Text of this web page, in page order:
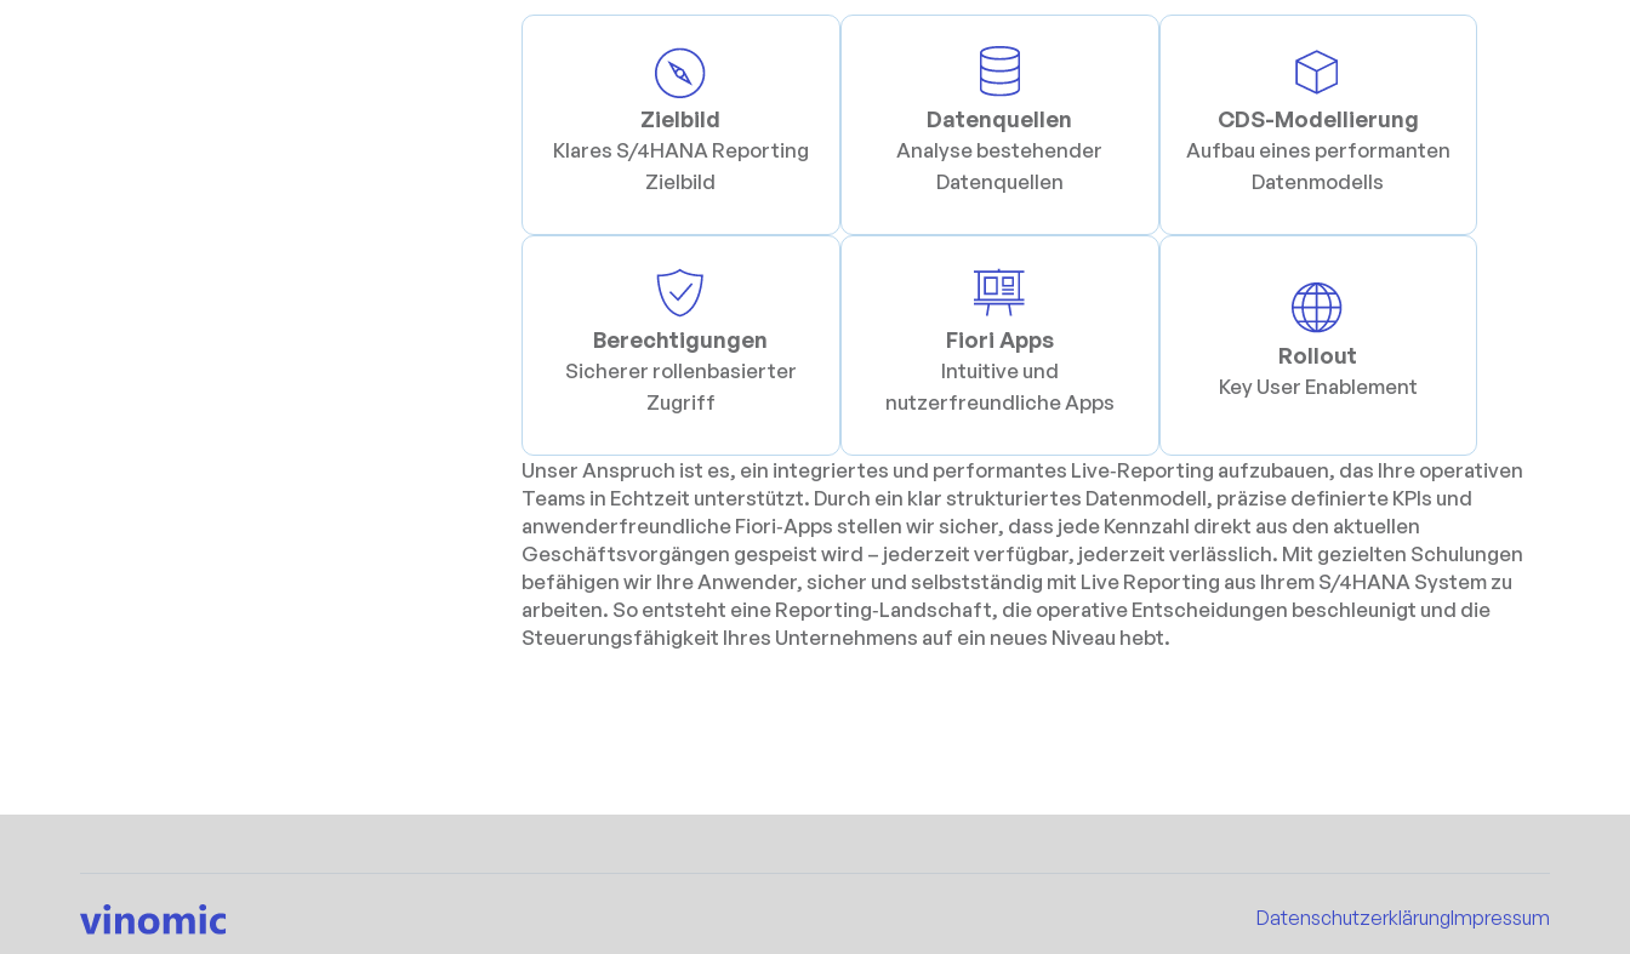
Zielbild
Klares S/4HANA Reporting
Zielbild
Datenquellen
Analyse bestehender
Datenquellen
CDS-Modellierung
Aufbau eines performanten
Datenmodells
Berechtigungen
Sicherer rollenbasierter
Zugriff
Fiori Apps
Intuitive und
nutzerfreundliche Apps
Rollout
Key User Enablement
Unser Anspruch ist es, ein integriertes und performantes Live‑Reporting aufzubauen, das Ihre operativen
Teams in Echtzeit unterstützt. Durch ein klar strukturiertes Datenmodell, präzise definierte KPIs und
anwenderfreundliche Fiori‑Apps stellen wir sicher, dass jede Kennzahl direkt aus den aktuellen
Geschäftsvorgängen gespeist wird – jederzeit verfügbar, jederzeit verlässlich. Mit gezielten Schulungen
befähigen wir Ihre Anwender, sicher und selbstständig mit Live Reporting aus Ihrem S/4HANA System zu
arbeiten. So entsteht eine Reporting‑Landschaft, die operative Entscheidungen beschleunigt und die
Steuerungsfähigkeit Ihres Unternehmens auf ein neues Niveau hebt.
DatenschutzerklärungImpressum